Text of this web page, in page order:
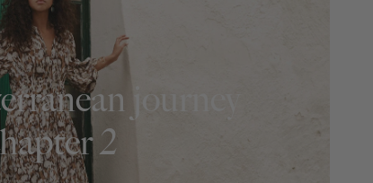
journey
2